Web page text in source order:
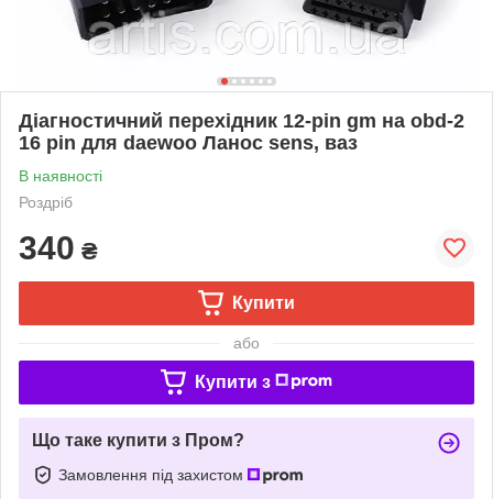
Діагностичний перехідник 12-pin gm на obd-2
16 pin для daewoo Ланос sens, ваз
В наявності
Роздріб
340 ₴
Купити
або
Купити з
Що таке купити з Пром?
Замовлення під захистом